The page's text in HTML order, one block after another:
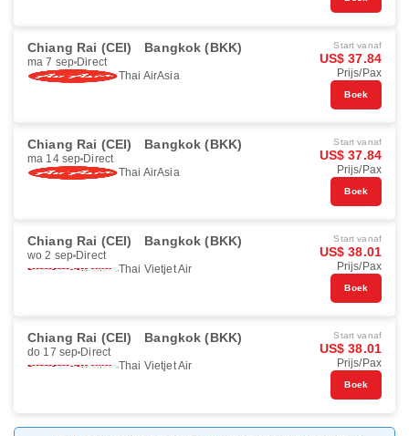
Chiang Rai (CEI) Bangkok (BKK)
ma 7 sep Direct
Thai AirAsia
Start vanaf
US$ 37.84
Prijs/Pax
Boek
Chiang Rai (CEI) Bangkok (BKK)
ma 14 sep Direct
Thai AirAsia
Start vanaf
US$ 37.84
Prijs/Pax
Boek
Chiang Rai (CEI) Bangkok (BKK)
wo 2 sep Direct
Thai Vietjet Air
Start vanaf
US$ 38.01
Prijs/Pax
Boek
Chiang Rai (CEI) Bangkok (BKK)
do 17 sep Direct
Thai Vietjet Air
Start vanaf
US$ 38.01
Prijs/Pax
Boek